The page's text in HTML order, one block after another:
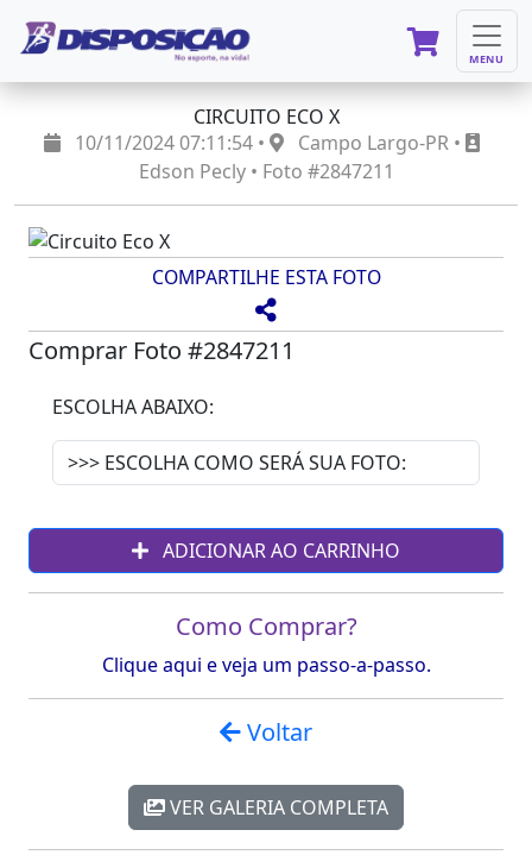
MENU
CIRCUITO ECO X
10/11/2024 07:11:54 •
Campo Largo-PR •
Edson Pecly • Foto #2847211
COMPARTILHE ESTA FOTO
Comprar Foto #2847211
ESCOLHA ABAIXO:
ADICIONAR AO CARRINHO
Como Comprar?
Clique aqui e veja um passo-a-passo.
Voltar
VER GALERIA COMPLETA